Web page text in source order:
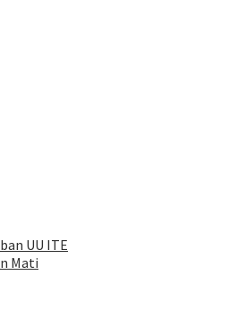
UU ITE
Mati